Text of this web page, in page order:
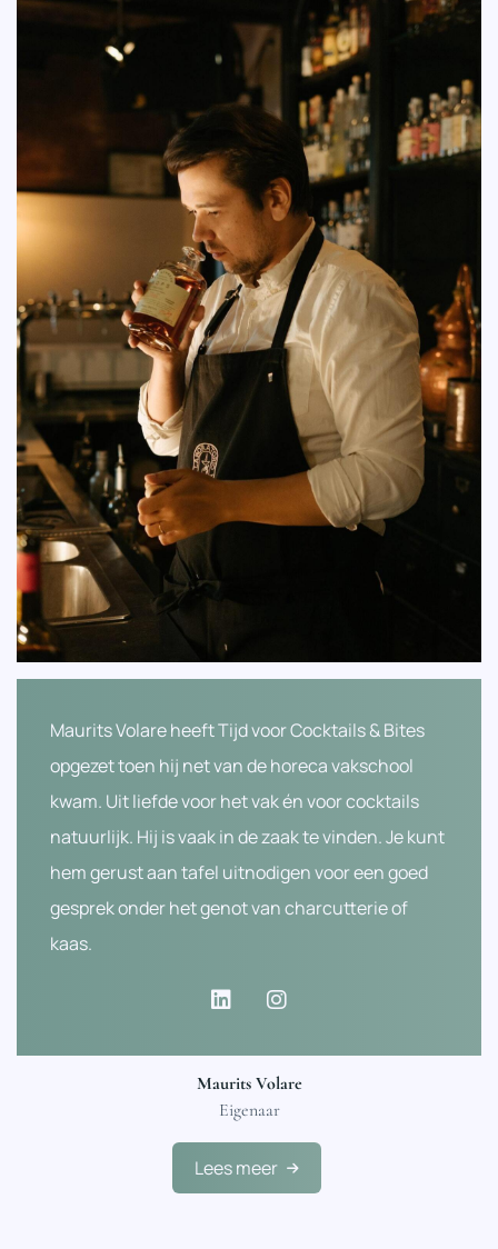
Maurits Volare heeft Tijd voor Cocktails & Bites
opgezet toen hij net van de horeca vakschool
kwam. Uit liefde voor het vak én voor cocktails
natuurlijk. Hij is vaak in de zaak te vinden. Je kunt
hem gerust aan tafel uitnodigen voor een goed
gesprek onder het genot van charcutterie of
kaas.
Maurits Volare
Eigenaar
Lees meer